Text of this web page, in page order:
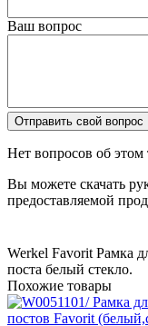
Ваш вопрос
Отправить свой вопрос
Нет вопросов об этом
Вы можете скачать
предоставляемой
Werkel Favorit Рамка
поста белый стекло.
Похожие товары